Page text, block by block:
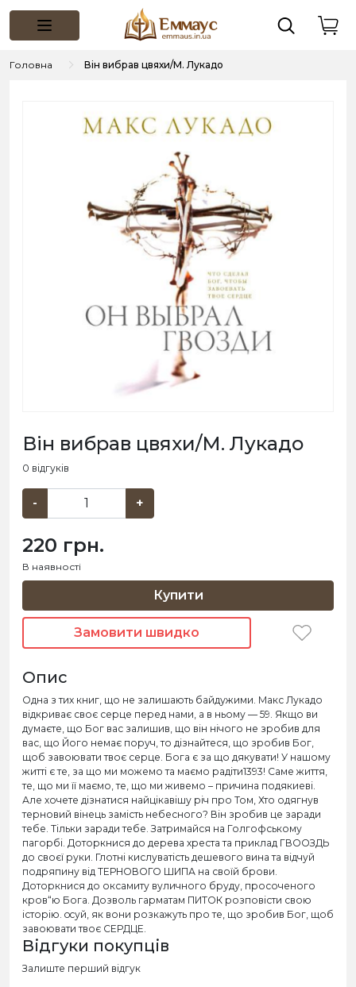
Головна Він вибрав цвяхи/М. Лукадо
Він вибрав цвяхи/М. Лукадо
0 відгуків
- +
220 грн.
В наявності
Купити
Замовити швидко
Опис
Одна з тих книг, що не залишають байдужими. Макс Лукадо
відкриває своє серце перед нами, а в ньому — 59. Якщо ви
думаєте, що Бог вас залишив, що він нічого не зробив для
вас, що Його немає поруч, то дізнайтеся, що зробив Бог,
щоб завоювати твоє серце. Бога є за що дякувати! У нашому
житті є те, за що ми можемо та маємо радіти1393! Саме життя,
те, що ми її маємо, те, що ми живемо – причина подякиеві.
Але хочете дізнатися найцікавішу річ про Том, Хто одягнув
терновий вінець замість небесного? Він зробив це заради
тебе. Тільки заради тебе. Затримайся на Голгофському
пагорбі. Доторкнися до дерева хреста та приклад ГВООЗДЬ
до своєї руки. Глотні кислуватість дешевого вина та відчуй
подряпину від ТЕРНОВОГО ШИПА на своїй брови.
Доторкнися до оксамиту вуличного бруду, просоченого
кров“ю Бога. Дозволь гарматам ПИТОК розповісти свою
історію. ocуй, як вони розкажуть про те, що зробив Бог, щоб
завоювати твоє СЕРДЦЕ.
Відгуки покупців
Залиште перший відгук